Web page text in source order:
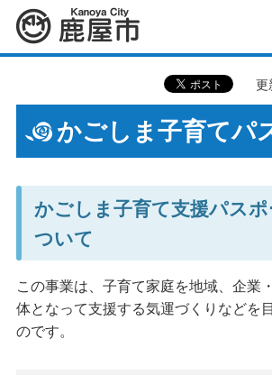
鹿屋市
更
かごしま子育てパ
かごしま子育て支援パスポ
ついて
この事業は、子育て家庭を地域、企業
体となって支援する気運づくりなどを
のです。